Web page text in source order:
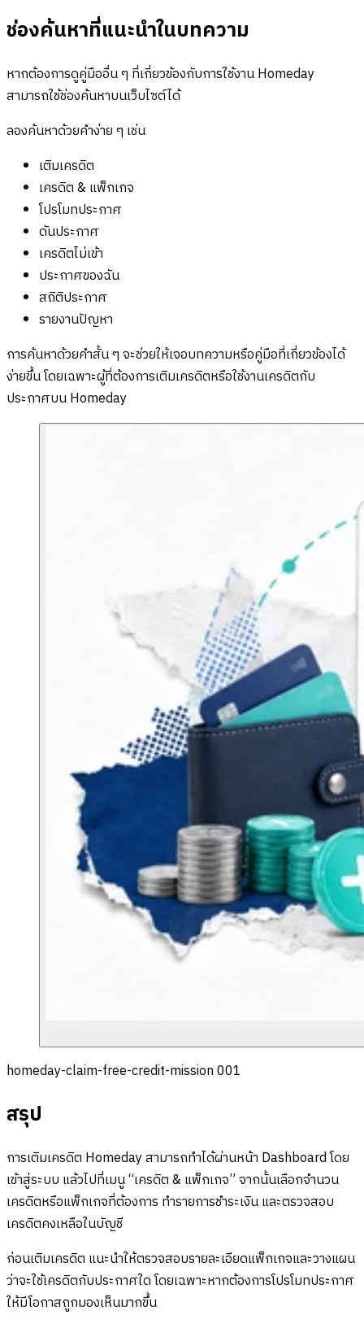
ช่องค้นหาที่แนะนำในบทความ
หากต้องการดูคู่มืออื่น ๆ ที่เกี่ยวข้องกับการใช้งาน Homeday
สามารถใช้ช่องค้นหาบนเว็บไซต์ได้
ลองค้นหาด้วยคำง่าย ๆ เช่น
เติมเครดิต
เครดิต & แพ็กเกจ
โปรโมทประกาศ
ดันประกาศ
เครดิตไม่เข้า
ประกาศของฉัน
สถิติประกาศ
รายงานปัญหา
การค้นหาด้วยคำสั้น ๆ จะช่วยให้เจอบทความหรือคู่มือที่เกี่ยวข้องได้
ง่ายขึ้น โดยเฉพาะผู้ที่ต้องการเติมเครดิตหรือใช้งานเครดิตกับ
ประกาศบน Homeday
homeday-claim-free-credit-mission 001
สรุป
การเติมเครดิต Homeday สามารถทำได้ผ่านหน้า Dashboard โดย
เข้าสู่ระบบ แล้วไปที่เมนู “เครดิต & แพ็กเกจ” จากนั้นเลือกจำนวน
เครดิตหรือแพ็กเกจที่ต้องการ ทำรายการชำระเงิน และตรวจสอบ
เครดิตคงเหลือในบัญชี
ก่อนเติมเครดิต แนะนำให้ตรวจสอบรายละเอียดแพ็กเกจและวางแผน
ว่าจะใช้เครดิตกับประกาศใด โดยเฉพาะหากต้องการโปรโมทประกาศ
ให้มีโอกาสถูกมองเห็นมากขึ้น